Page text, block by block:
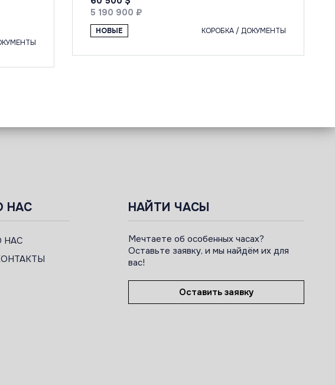
5 190 900 ₽
НОВЫЕ КОРОБКА / ДОКУМЕНТЫ
НАС
НАС
НАЙТИ ЧАСЫ
Мечтаете об особенных часах?
Оставьте заявку, и мы найдём их для
вас!
Оставить заявку